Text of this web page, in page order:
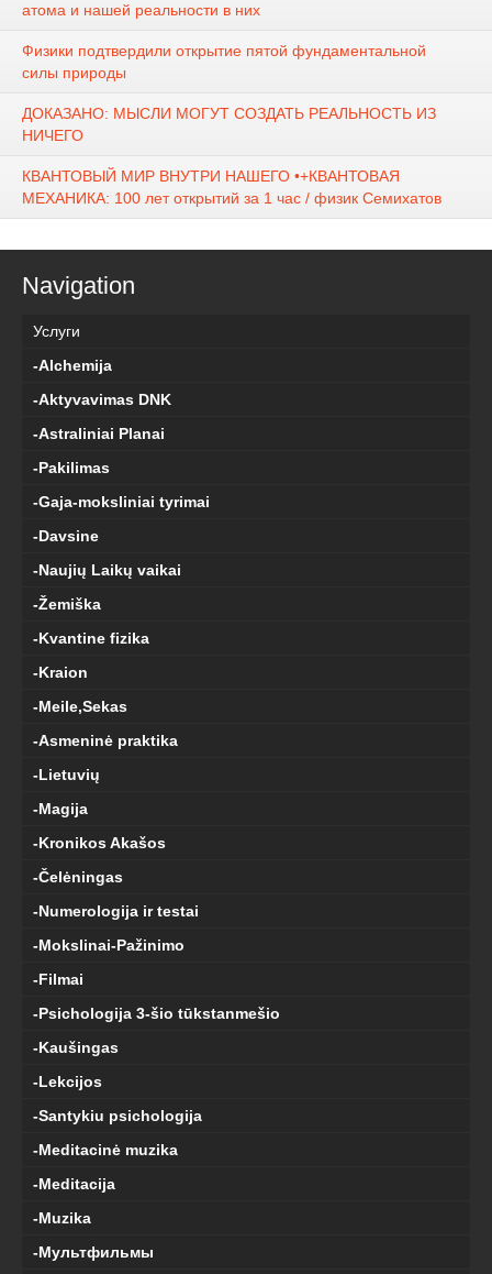
атома и нашей реальности в них
Физики подтвердили открытие пятой фундаментальной
силы природы
ДОКАЗАНО: МЫСЛИ МОГУТ СОЗДАТЬ РЕАЛЬНОСТЬ ИЗ
НИЧЕГО
КВАНТОВЫЙ МИР ВНУТРИ НАШЕГО •+КВАНТОВАЯ
МЕХАНИКА: 100 лет открытий за 1 час / физик Семихатов
Navigation
Услуги
-Alchemija
-Aktyvavimas DNK
-Astraliniai Planai
-Pakilimas
-Gaja-moksliniai tyrimai
-Davsine
-Naujių Laikų vaikai
-Žemiška
-Kvantine fizika
-Kraion
-Meile,Sekas
-Asmeninė praktika
-Lietuvių
-Magija
-Kronikos Akašos
-Čelėningas
-Numerologija ir testai
-Mokslinai-Pažinimo
-Filmai
-Psichologija 3-šio tūkstanmešio
-Kaušingas
-Lekcijos
-Santykiu psichologija
-Meditacinė muzika
-Meditacija
-Muzika
-Мультфильмы